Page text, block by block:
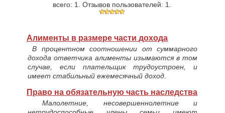
всего: 1 . Отзывов пользователей: 1
Алименты в размере части дохода
В процентном соотношении от суммарного
дохода ответчика алименты изымаются в том
случае, если плательщик трудоустроен, и
имеет стабильный ежемесячный доход.
Право на обязательную часть наследства
Малолетние, несовершеннолетние и